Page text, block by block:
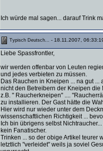
Ich würde mal sagen... darauf Trink
Typisch Deutsch... - 18.11.2007,
Liebe Spassfrontler,
wir werden offenbar von Leuten
und jedes verbieten zu müssen.
Das Rauchen in Kneipen ... na gut ...
nicht den Betreibern der Kneipen die
z.B. " Raucherkneipen" ....
zu installieren. Der Gast hätte die
Hier wird nur wieder unter dem
wissenschaftlichen Richtigkeit ...
Ich bin übrigens selbst
kein Fanatischer.
Trinken ... so der obige Artikel teurer
letztlich "verleidet" weils ja soviel